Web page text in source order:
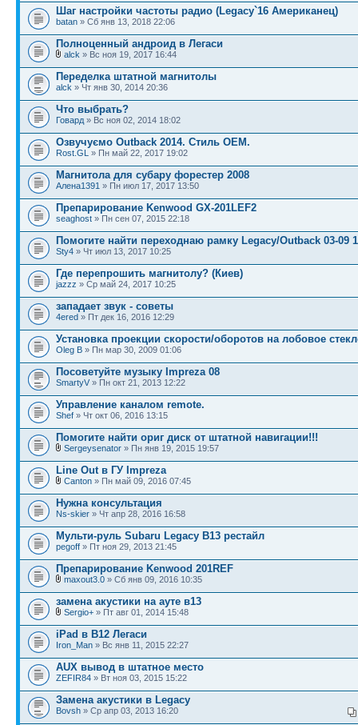
Шаг настройки частоты радио (Legacy`16 Американец)
batan » Сб янв 13, 2018 22:06
Полноценный андроид в Легаси
alck » Вс ноя 19, 2017 16:44
Переделка штатной магнитолы
alck » Чт янв 30, 2014 20:36
Что выбрать?
Говард » Вс ноя 02, 2014 18:02
Озвучуємо Outback 2014. Стиль ОЕМ.
Rost.GL » Пн май 22, 2017 19:02
Магнитола для субару форестер 2008
Алена1391 » Пн июл 17, 2017 13:50
Препарирование Kenwood GX-201LEF2
seaghost » Пн сен 07, 2015 22:18
Помогите найти переходнаю рамку Legacy/Outback 03-09
Sty4 » Чт июл 13, 2017 10:25
Где перепрошить магнитолу? (Киев)
jazzz » Ср май 24, 2017 10:25
западает звук - советы
4ered » Пт дек 16, 2016 12:29
Установка проекции скорости/оборотов на лобовое
Oleg B » Пн мар 30, 2009 01:06
Посоветуйте музыку Impreza 08
SmartyV » Пн окт 21, 2013 12:22
Управление каналом remote.
Shef » Чт окт 06, 2016 13:15
Помогите найти ориг диск от штатной навигации!!!
Sergeysenator » Пн янв 19, 2015 19:57
Line Out в ГУ Impreza
Canton » Пн май 09, 2016 07:45
Нужна консультация
Ns-skier » Чт апр 28, 2016 16:58
Мульти-руль Subaru Legacy B13 рестайл
pegoff » Пт ноя 29, 2013 21:45
Препарирование Kenwood 201REF
maxout3.0 » Сб янв 09, 2016 10:35
замена акустики на ауте в13
Sergio+ » Пт авг 01, 2014 15:48
iPad в В12 Легаси
Iron_Man » Вс янв 11, 2015 22:27
AUX вывод в штатное место
ZEFIR84 » Вт ноя 03, 2015 15:22
Замена акустики в Legacy
Bovsh » Ср апр 03, 2013 16:20